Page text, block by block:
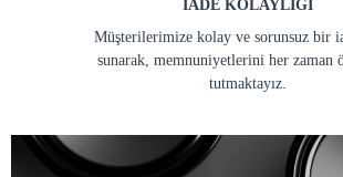
İADE KOLAYLIĞI
Müşterilerimize kolay ve sorunsuz bir
sunarak, memnuniyetlerini her zaman
tutmaktayız.